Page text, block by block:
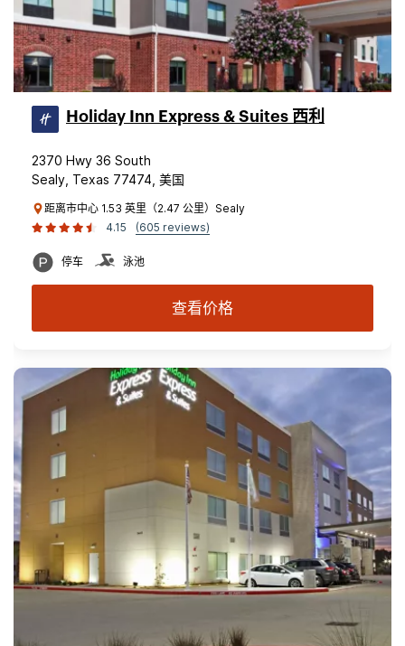
Holiday Inn Express & Suites 西利
2370 Hwy 36 South
Sealy, Texas 77474, 美国
距离市中心 1.53 英里（2.47 公里）Sealy
4.15
(605 reviews)
停车 泳池
查看价格